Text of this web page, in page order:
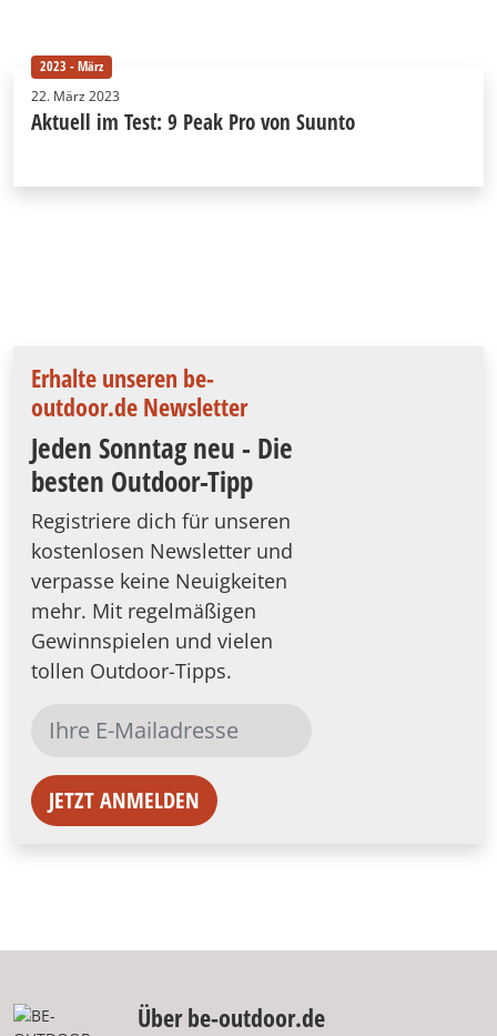
2023 - März
22. März 2023
Aktuell im Test: 9 Peak Pro von Suunto
Erhalte unseren be-
outdoor.de Newsletter
Jeden Sonntag neu - Die
besten Outdoor-Tipp
Registriere dich für unseren
kostenlosen Newsletter und
verpasse keine Neuigkeiten
mehr. Mit regelmäßigen
Gewinnspielen und vielen
tollen Outdoor-Tipps.
JETZT ANMELDEN
Über be-outdoor.de